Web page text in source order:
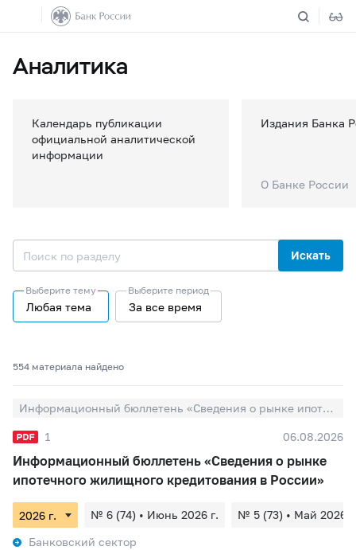
Аналитика
Календарь публикации
официальной аналитической
информации
Издания Банка
О Банке России
Искать
Выберите тему
Любая тема
Выберите период
За все время
554 материалa найдено
Информационный бюллетень «Сведения о рынке ипотечного жилищного кредитования в России»
1 06.08.2026
Информационный бюллетень «Сведения о рынке
ипотечного жилищного кредитования в России»
№ 6 (74) • Июнь 2026 г.
№ 5 (73) • Май 2026
Банковский сектор